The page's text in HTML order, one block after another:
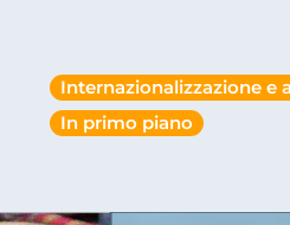
Internazionalizzazione e
In primo piano